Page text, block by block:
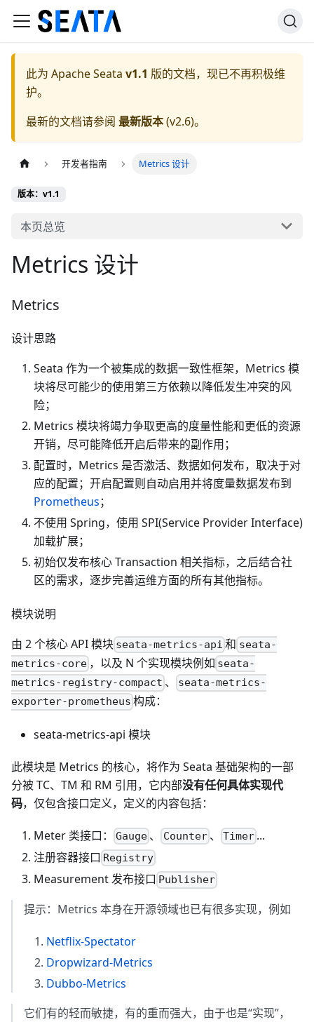
此为 Apache Seata v1.1 版的文档，现已不再积极维
护。
最新的文档请参阅 最新版本(v2.6)。
开发者指南 Metrics 设计
版本：v1.1
本页总览
Metrics 设计
Metrics
设计思路
Seata 作为一个被集成的数据一致性框架，Metrics 模
块将尽可能少的使用第三方依赖以降低发生冲突的风
险；
Metrics 模块将竭力争取更高的度量性能和更低的资源
开销，尽可能降低开启后带来的副作用；
配置时，Metrics 是否激活、数据如何发布，取决于对
应的配置；开启配置则自动启用并将度量数据发布到
Prometheus；
不使用 Spring，使用 SPI(Service Provider Interface)
加载扩展；
初始仅发布核心 Transaction 相关指标，之后结合社
区的需求，逐步完善运维方面的所有其他指标。
模块说明
由 2 个核心 API 模块 seata-metrics-api 和 seata-
metrics-core ，以及 N 个实现模块例如 seata-
metrics-registry-compact 、
seata-metrics-
exporter-prometheus 构成：
seata-metrics-api 模块
此模块是 Metrics 的核心，将作为 Seata 基础架构的一部
分被 TC、TM 和 RM 引用，它内部没有任何具体实现代
码，仅包含接口定义，定义的内容包括：
Meter 类接口： Gauge 、 Counter、 Timer ...
注册容器接口 Registry
Measurement 发布接口 Publisher
提示：Metrics 本身在开源领域也已有很多实现，例如
Netflix-Spectator
Dropwizard-Metrics
Dubbo-Metrics
它们有的轻而敏捷，有的重而强大，由于也是“实现”，